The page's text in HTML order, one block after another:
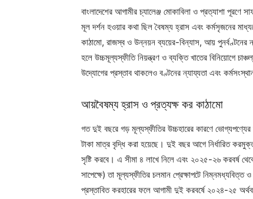
বাংলাদেশের আগামীর চ্যালেঞ্জ মোকাবিলা ও প্রত্যাশা
মূল দর্শন হওয়ার কথা ছিল বৈষম্য হ্রাস এবং কর্মসৃজনের
কাঠামো, রাজস্ব ও উন্নয়ন ব্যয়ের-বিন্যাস, আয় পুনর্বণ্টনের
হলে উচ্চমূল্যস্ফীতি নিয়ন্ত্রণ ও ব্যক্তি খাতের বিনিয়োগে
উদ্যোগের প্রস্তাব থাকলেও বণ্টনের ন্যায্যতা এবং কর্মসংস্থান
আয়বৈষম্য হ্রাস ও প্রত্যক্ষ কর কাঠামো
গত দুই বছরে গড় মূল্যস্ফীতির উচ্চহারের কারণে
টাকা মাত্র বৃদ্ধি করা হয়েছে। দুই বছর আগে নির্ধারিত
সৃষ্টি করবে। এ সীমা ৪ লাখে নিলে এবং ২০২৫-২৬ করবর্ষ
সাপেক্ষে) তা মূল্যস্ফীতির চলমান প্রেক্ষাপটে
প্রস্তাবিত করহারের ফলে আগামী দুই করবর্ষে ২০২৪-২৫